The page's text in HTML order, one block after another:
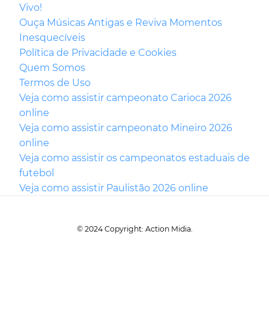
Vivo!
Ouça Músicas Antigas e Reviva Momentos
Inesquecíveis
Política de Privacidade e Cookies
Quem Somos
Termos de Uso
Veja como assistir campeonato Carioca 2026
online
Veja como assistir campeonato Mineiro 2026
online
Veja como assistir os campeonatos estaduais de
futebol
Veja como assistir Paulistão 2026 online
© 2024 Copyright: Action Midia.